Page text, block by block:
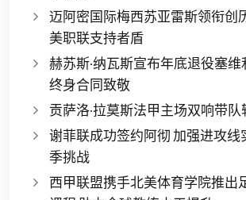
迈阿密国际梅西苏亚雷斯领衔创
美职联支持者盾
赫苏斯·纳瓦斯宣布年底退役塞
终身合同致敬
贡萨洛·拉莫斯法甲主场双响带
谢菲联成功签约阿彻 加强进攻线
季挑战
西甲联盟携手北美体育学院推出